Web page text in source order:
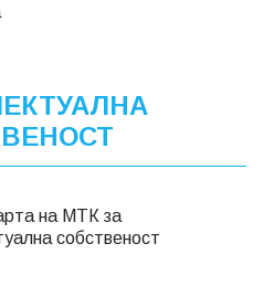
на МТК за
собственост